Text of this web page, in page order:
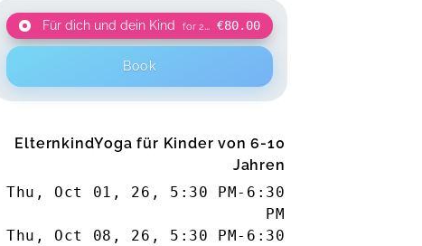
Für dich und dein Kind for 2 participants
€80.00
Book
ElternkindYoga für Kinder von 6-10
Jahren
Thu, Oct 01, 26 , 5:30 PM - 6:30
PM
Thu, Oct 08, 26 , 5:30 PM - 6:30